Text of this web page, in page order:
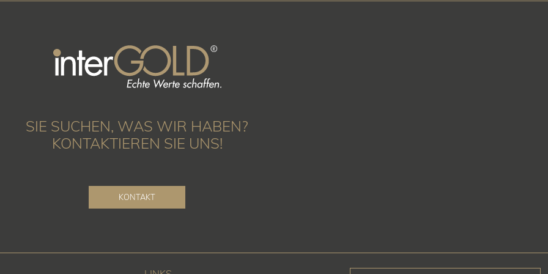
SIE SUCHEN, WAS WIR HABEN?
KONTAKTIEREN SIE UNS!
KONTAKT